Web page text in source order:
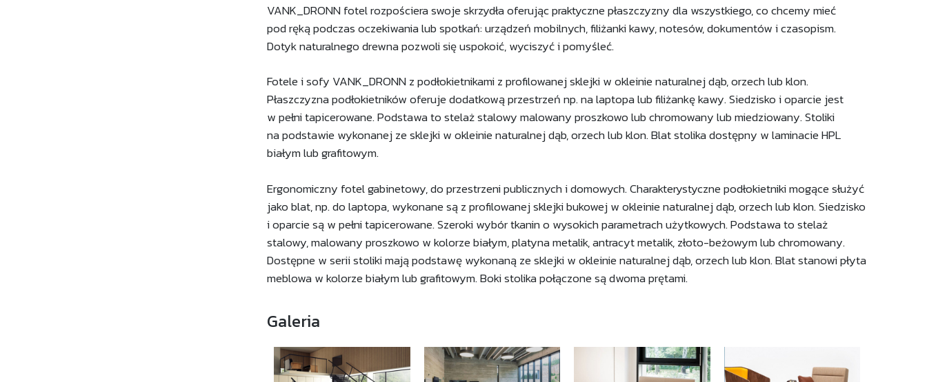
VANK_DRONN fotel rozpościera swoje skrzydła oferując praktyczne płaszczyzny dla wszystkiego, co chcemy mieć
pod ręką podczas oczekiwania lub spotkań: urządzeń mobilnych, filiżanki kawy, notesów, dokumentów i czasopism.
Dotyk naturalnego drewna pozwoli się uspokoić, wyciszyć i pomyśleć.
Fotele i sofy VANK_DRONN z podłokietnikami z profilowanej sklejki w okleinie naturalnej dąb, orzech lub klon.
Płaszczyzna podłokietników oferuje dodatkową przestrzeń np. na laptopa lub filiżankę kawy. Siedzisko i oparcie jest
w pełni tapicerowane. Podstawa to stelaż stalowy malowany proszkowo lub chromowany lub miedziowany. Stoliki
na podstawie wykonanej ze sklejki w okleinie naturalnej dąb, orzech lub klon. Blat stolika dostępny w laminacie HPL
białym lub grafitowym.
Ergonomiczny fotel gabinetowy, do przestrzeni publicznych i domowych. Charakterystyczne podłokietniki mogące służyć
jako blat, np. do laptopa, wykonane są z profilowanej sklejki bukowej w okleinie naturalnej dąb, orzech lub klon. Siedzisko
i oparcie są w pełni tapicerowane. Szeroki wybór tkanin o wysokich parametrach użytkowych. Podstawa to stelaż
stalowy, malowany proszkowo w kolorze białym, platyna metalik, antracyt metalik, złoto-beżowym lub chromowany.
Dostępne w serii stoliki mają podstawę wykonaną ze sklejki w okleinie naturalnej dąb, orzech lub klon. Blat stanowi płyta
meblowa w kolorze białym lub grafitowym. Boki stolika połączone są dwoma prętami.
Galeria